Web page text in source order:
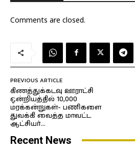
Comments are closed.
PREVIOUS ARTICLE
கிணத்துக்கடவு ஊராட்சி
ஒன்றியத்தில் 10,000
மரக்கன்றுகள்- பணிகளை
துவக்கி வைத்த மாவட்ட
ஆட்சியர்…
Recent News